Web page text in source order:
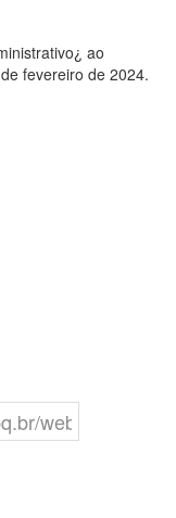
ao
fevereiro de 2024.